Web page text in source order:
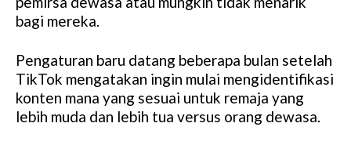
bagi mereka.
Pengaturan baru datang beberapa bulan setelah
TikTok mengatakan ingin mulai mengidentifikasi
konten mana yang sesuai untuk remaja yang
lebih muda dan lebih tua versus orang dewasa.